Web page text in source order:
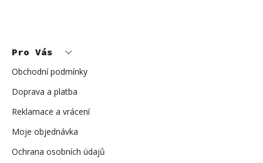
Pro Vás
Obchodní podmínky
Doprava a platba
Reklamace a vrácení
Moje objednávka
Ochrana osobních údajů